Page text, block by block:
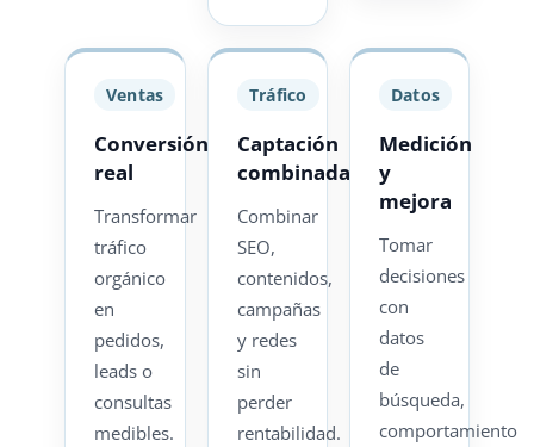
Ventas
Conversión
real
Transformar
tráfico
orgánico
en
pedidos,
leads o
consultas
medibles.
Tráfico
Captación
combinada
Combinar
SEO,
contenidos,
campañas
y redes
sin
perder
rentabilidad.
Datos
Medición
y
mejora
Tomar
decisiones
con
datos
de
búsqueda,
comportamiento